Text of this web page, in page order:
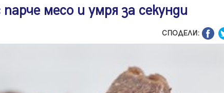
месо и умря за секунди
СПОДЕЛИ: